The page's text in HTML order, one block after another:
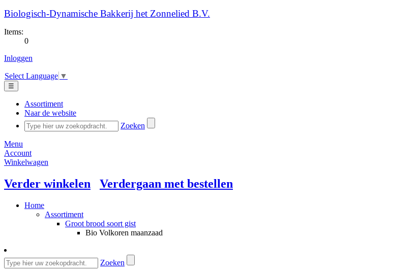
Biologisch-Dynamische Bakkerij het Zonnelied B.V.
Items:
0
Inloggen
Select Language ▼
☰
Assortiment
Naar de website
Zoeken
Menu
Account
Winkelwagen
Verder winkelen Verdergaan met bestellen
Home
Assortiment
Groot brood soort gist
Bio Volkoren maanzaad
Zoeken